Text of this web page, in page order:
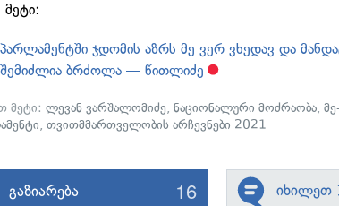
მეტი:
პარლამენტში ჯდომის აზრს მე ვერ ვხედავ და
შემიძლია ბრძოლა — წითლიძე
მეტი:ლევან ვარშალომიძე,ნაციონალური მოძრაობა,
,თვითმმართველობის არჩევნები 2021
გაზიარება 16 იხილეთ